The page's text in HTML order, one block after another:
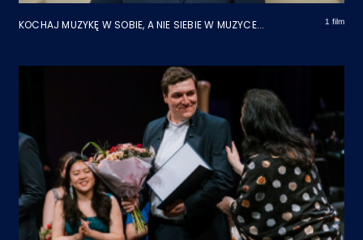
KOCHAJ MUZYKĘ W SOBIE, A NIE SIEBIE W MUZYCE... 1 film